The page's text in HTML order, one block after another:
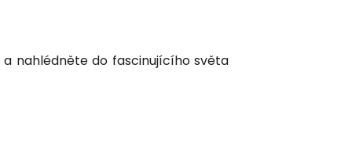
a nahlédněte do fascinujícího světa